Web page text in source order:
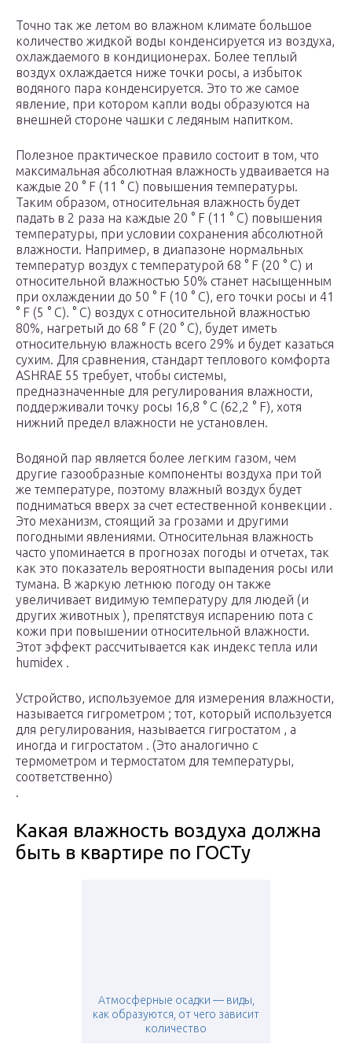
Точно так же летом во влажном климате большое
количество жидкой воды конденсируется из воздуха,
охлаждаемого в кондиционерах. Более теплый
воздух охлаждается ниже точки росы, а избыток
водяного пара конденсируется. Это то же самое
явление, при котором капли воды образуются на
внешней стороне чашки с ледяным напитком.
Полезное практическое правило состоит в том, что
максимальная абсолютная влажность удваивается на
каждые 20 ° F (11 ° C) повышения температуры.
Таким образом, относительная влажность будет
падать в 2 раза на каждые 20 ° F (11 ° C) повышения
температуры, при условии сохранения абсолютной
влажности. Например, в диапазоне нормальных
температур воздух с температурой 68 ° F (20 ° C) и
относительной влажностью 50% станет насыщенным
при охлаждении до 50 ° F (10 ° C), его точки росы и 41
° F (5 ° C). ° C) воздух с относительной влажностью
80%, нагретый до 68 ° F (20 ° C), будет иметь
относительную влажность всего 29% и будет казаться
сухим. Для сравнения, стандарт теплового комфорта
ASHRAE 55 требует, чтобы системы,
предназначенные для регулирования влажности,
поддерживали точку росы 16,8 ° C (62,2 ° F), хотя
нижний предел влажности не установлен.
Водяной пар является более легким газом, чем
другие газообразные компоненты воздуха при той
же температуре, поэтому влажный воздух будет
подниматься вверх за счет естественной конвекции .
Это механизм, стоящий за грозами и другими
погодными явлениями. Относительная влажность
часто упоминается в прогнозах погоды и отчетах, так
как это показатель вероятности выпадения росы или
тумана. В жаркую летнюю погоду он также
увеличивает видимую температуру для людей (и
других животных ), препятствуя испарению пота с
кожи при повышении относительной влажности.
Этот эффект рассчитывается как индекс тепла или
humidex .
Устройство, используемое для измерения влажности,
называется гигрометром ; тот, который используется
для регулирования, называется гигростатом , а
иногда и гигростатом . (Это аналогично с
термометром и термостатом для температуры,
соответственно)
.
Какая влажность воздуха должна
быть в квартире по ГОСТу
Атмосферные осадки — виды,
как образуются, от чего зависит
количество